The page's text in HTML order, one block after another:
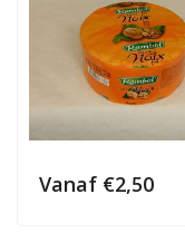
Vanaf €2,50